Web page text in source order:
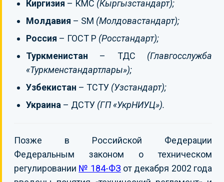
Киргизия – КМС (Кыргызстандарт);
Молдавия – SM (Молдовастандарт);
Россия – ГОСТ Р (Росстандарт);
Туркменистан – ТДС (Главгосслужба
«Туркменстандартлары»);
Узбекистан – ТСТУ (Узстандарт);
Украина – ДСТУ (ГП «УкрНИУЦ»).
Позже в Российской Федерации
Федеральным законом о техническом
регулировании № 184-ФЗ от декабря 2002 года